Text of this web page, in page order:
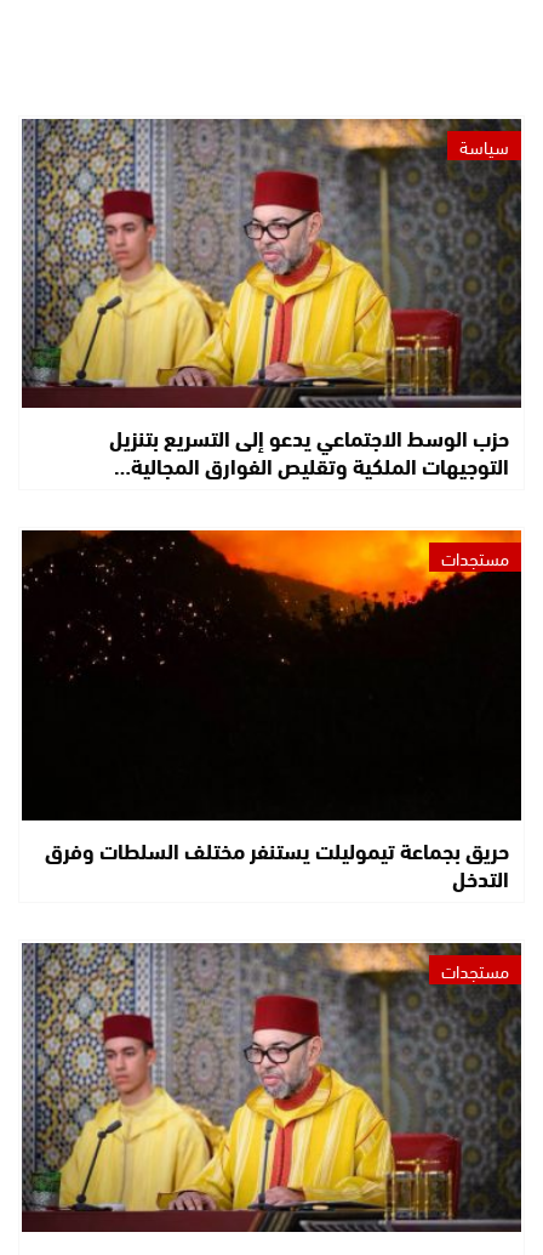
سياسة
حزب الوسط الاجتماعي يدعو إلى التسريع بتنزيل
التوجيهات الملكية وتقليص الفوارق المجالية…
مستجدات
حريق بجماعة تيموليلت يستنفر مختلف السلطات وفرق
التدخل
مستجدات